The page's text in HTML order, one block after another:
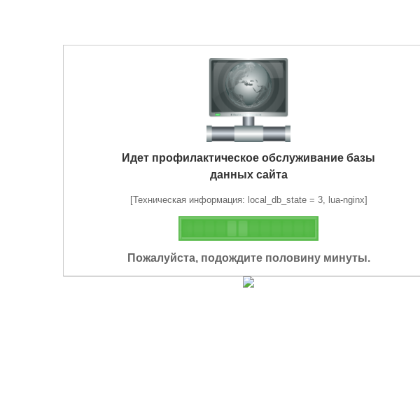
Идет профилактическое обслуживание базы
данных сайта
[Техническая информация: local_db_state = 3, lua-nginx]
Пожалуйста, подождите половину минуты.